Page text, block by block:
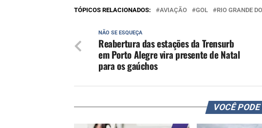
TÓPICOS RELACIONADOS: AVIAÇÃO GOL RIO GRANDE
NÃO SE ESQUEÇA
Reabertura das estações da Trensurb
em Porto Alegre vira presente de Natal
para os gaúchos
VOCÊ